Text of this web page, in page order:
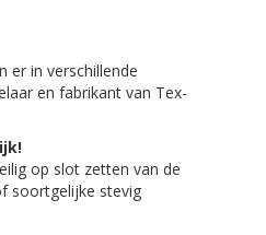
er in verschillende
en fabrikant van Tex-
op slot zetten van de
soortgelijke stevig